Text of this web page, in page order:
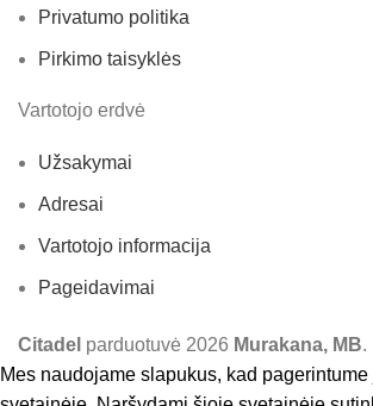
Privatumo politika
Pirkimo taisyklės
Vartotojo erdvė
Užsakymai
Adresai
Vartotojo informacija
Pageidavimai
Citadel parduotuvė 2026 Murakana, MB.
Mes naudojame slapukus, kad